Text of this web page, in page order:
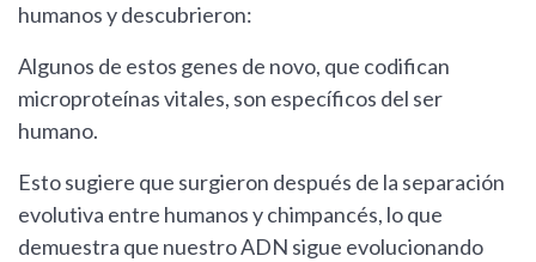
humanos y descubrieron:
Algunos de estos genes de novo, que codifican
microproteínas vitales, son específicos del ser
humano.
Esto sugiere que surgieron después de la separación
evolutiva entre humanos y chimpancés, lo que
demuestra que nuestro ADN sigue evolucionando